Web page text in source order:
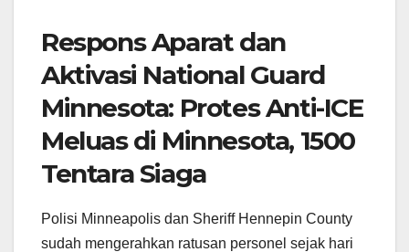
Respons Aparat dan
Aktivasi National Guard
Minnesota: Protes Anti-ICE
Meluas di Minnesota, 1500
Tentara Siaga
Polisi Minneapolis dan Sheriff Hennepin County
sudah mengerahkan ratusan personel sejak hari